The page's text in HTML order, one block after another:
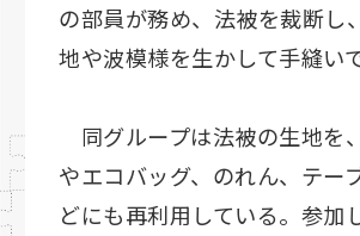
の部員が務め、法被を裁断し
地や波模様を生かして手縫い
同グループは法被の生地を
やエコバッグ、のれん、テー
どにも再利用している。参加